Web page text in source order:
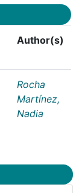
Author(s)
Rocha
Martínez,
Nadia